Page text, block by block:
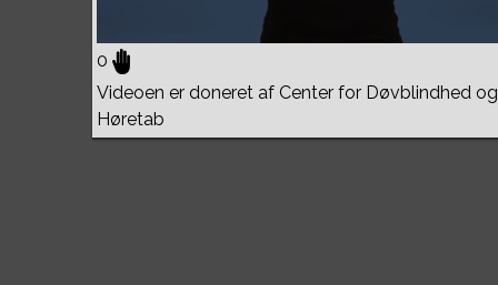
0
Videoen er doneret af Center for Døvblindhed og
Høretab